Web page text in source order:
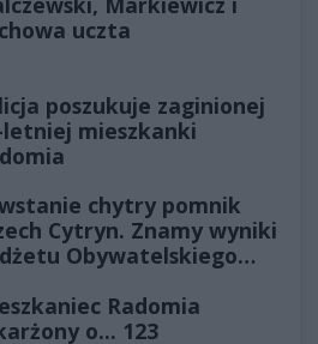
uczta
poszukuje zaginionej
letniej mieszkanki
chytry pomnik
Cytryn. Znamy wyniki
Obywatelskiego
Radomia
o... 123